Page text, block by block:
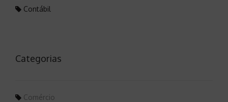
Contábil
Categorias
Comércio